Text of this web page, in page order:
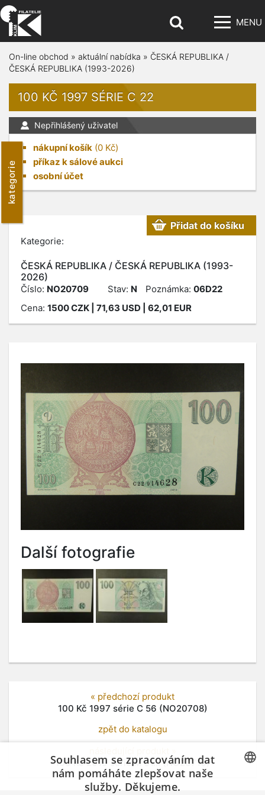
MENU
kategorie
On-line obchod » aktuální nabídka » ČESKÁ REPUBLIKA /
ČESKÁ REPUBLIKA (1993-2026)
100 KČ 1997 SÉRIE C 22
Nepřihlášený uživatel
nákupní košík (0 Kč)
příkaz k sálové aukci
osobní účet
Kategorie:
ČESKÁ REPUBLIKA / ČESKÁ REPUBLIKA (1993-
2026)
Přidat do košíku
Číslo: NO20709 Stav: N Poznámka: 06D22
Cena: 1500CZK | 71,63 USD | 62,01 EUR
Další fotografie
« předchozí produkt
100 Kč 1997 série C 56 (NO20708)
zpět do katalogu
100 Kč 2019 série M 01... (NO20710)
Souhlasem se zpracováním dat
nám pomáháte zlepšovat naše
služby. Děkujeme.